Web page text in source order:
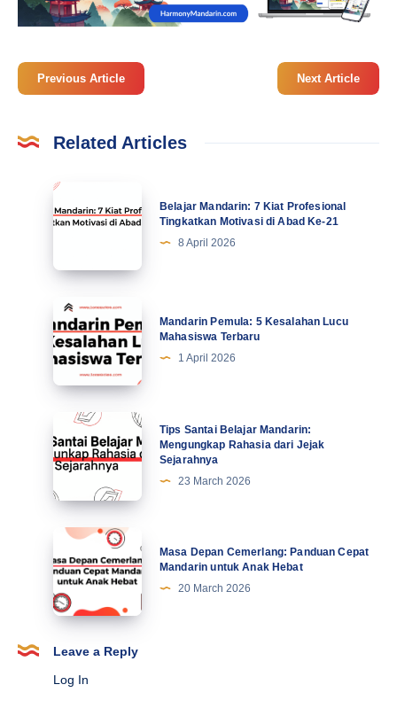
Previous Article Next Article
Related Articles
Belajar
Mandarin:
Profesional
Tingkatkan
Motivasi
di
Abad
Ke-
Belajar Mandarin: 7 Kiat Profesional
Tingkatkan Motivasi di Abad Ke-21
8 April 2026
Mandarin
Pemula:
5
Kesalahan
Lucu
Mahasiswa
Terbaru
Mandarin Pemula: 5 Kesalahan Lucu
Mahasiswa Terbaru
1 April 2026
Tips
Santai
Belajar
Mandarin:
Mengungkap
Rahasia
dari
Jejak
Sejarahnya
Tips Santai Belajar Mandarin:
Mengungkap Rahasia dari Jejak
Sejarahnya
23 March 2026
Masa
Depan
Cemerlang:
Panduan
Cepat
Mandarin
Masa Depan Cemerlang: Panduan Cepat
Mandarin untuk Anak Hebat
20 March 2026
Leave a Reply
Log In